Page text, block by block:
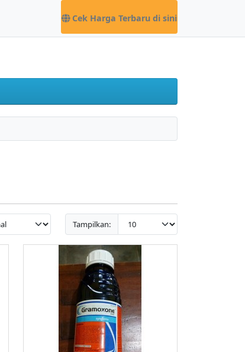
Cek Harga Terbaru di sini
Tampilkan: